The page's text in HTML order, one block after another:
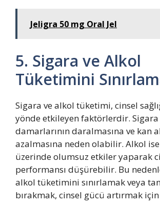
Jeligra 50 mg Oral Jel
5. Sigara ve Alkol
Tüketimini
Sigara ve alkol tüketimi, cinsel
yönde etkileyen faktörlerdir.
damarlarının daralmasına ve kan
azalmasına neden olabilir. Alkol
üzerinde olumsuz etkiler yaparak
performansı düşürebilir. Bu
alkol tüketimini sınırlamak veya
bırakmak, cinsel gücü artırmak